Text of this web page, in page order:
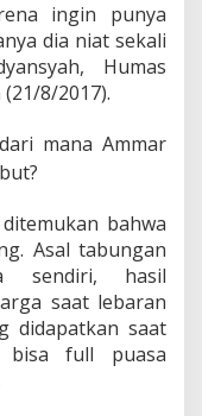
h
S
D
i
J
a
i
P
e
n
g
q
u
r
ingin punya
dia niat sekali
Humas
8/2017).
mana Ammar
bahwa
Asal tabungan
sendiri, hasil
saat lebaran
didapatkan saat
bisa full puasa